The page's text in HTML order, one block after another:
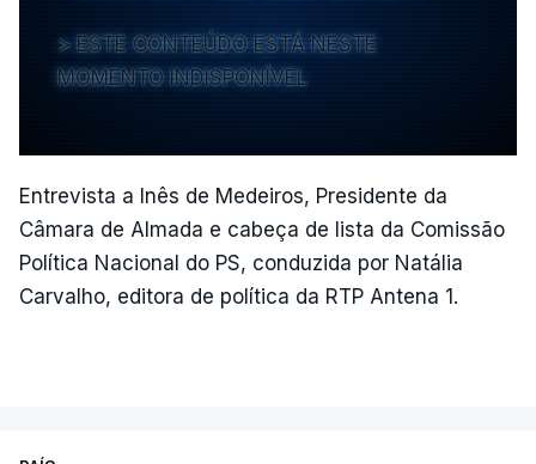
ESTE CONTEÚDO ESTÁ NESTE
MOMENTO INDISPONÍVEL
Entrevista a Inês de Medeiros, Presidente da
Câmara de Almada e cabeça de lista da Comissão
Política Nacional do PS, conduzida por Natália
Carvalho, editora de política da RTP Antena 1.